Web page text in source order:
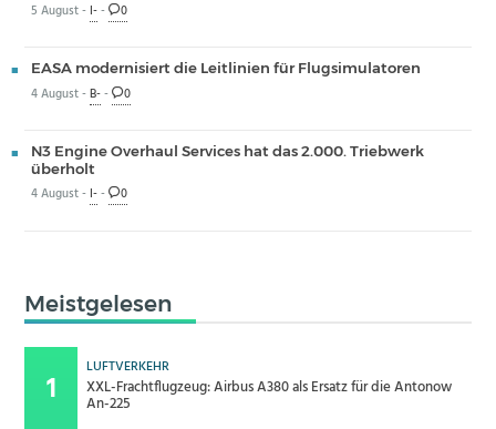
5 August - I-- 0
EASA modernisiert die Leitlinien für Flugsimulatoren
4 August -B-- 0
N3 Engine Overhaul Services hat das 2.000. Triebwerk
überholt
4 August - I-- 0
Meistgelesen
LUFTVERKEHR
XXL-Frachtflugzeug: Airbus A380 als Ersatz für die Antonow
An-225